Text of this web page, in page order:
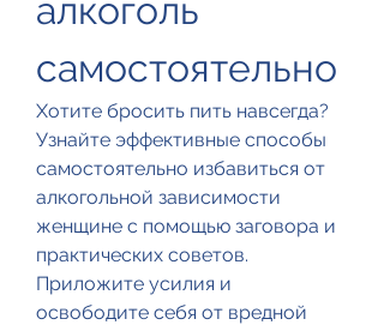
алкоголь
самостоятельно
Хотите бросить пить навсегда?
Узнайте эффективные способы
самостоятельно избавиться от
алкогольной зависимости
женщине с помощью заговора и
практических советов.
Приложите усилия и
освободите себя от вредной